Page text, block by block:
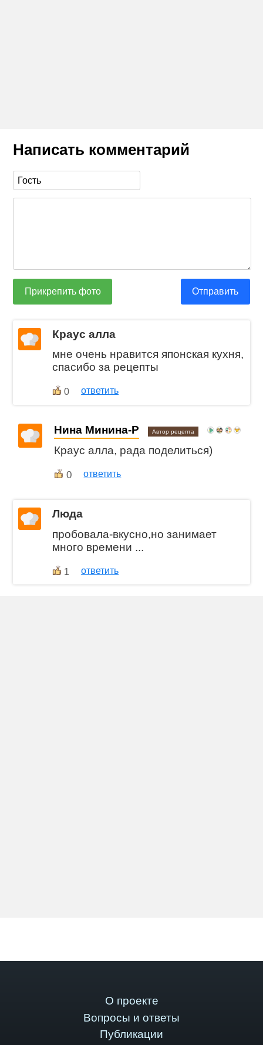
Написать комментарий
Прикрепить фото Отправить
Краус алла
мне очень нравится японская кухня,
спасибо за рецепты
0 ответить
Нина Минина-Р Автор рецепта
Краус алла, рада поделиться)
0 ответить
Люда
пробовала-вкусно,но занимает
много времени ...
1 ответить
О проекте
Вопросы и ответы
Публикации